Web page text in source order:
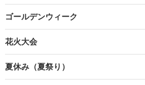
ゴールデンウィーク
花火大会
夏休み（夏祭り）